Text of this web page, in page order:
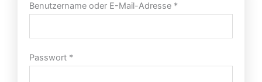
Benutzername oder E-Mail-Adresse *
Passwort *